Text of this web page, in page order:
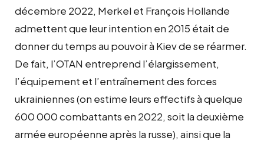
décembre 2022, Merkel et François Hollande
admettent que leur intention en 2015 était de
donner du temps au pouvoir à Kiev de se réarmer.
De fait, l’OTAN entreprend l’élargissement,
l’équipement et l’entraînement des forces
ukrainiennes (on estime leurs effectifs à quelque
600 000 combattants en 2022, soit la deuxième
armée européenne après la russe), ainsi que la